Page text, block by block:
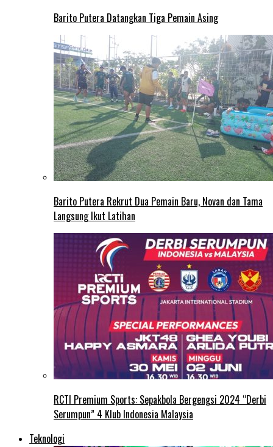
Barito Putera Datangkan Tiga Pemain Asing
Barito Putera Rekrut Dua Pemain Baru, Novan dan Tama
Langsung Ikut Latihan
RCTI Premium Sports: Sepakbola Bergengsi 2024 “Derbi
Serumpun” 4 Klub Indonesia Malaysia
Teknologi